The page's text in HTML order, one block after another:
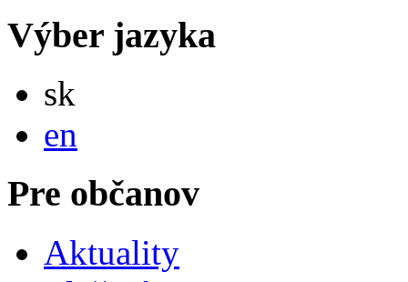
Výber jazyka
sk
en
Pre občanov
Aktuality